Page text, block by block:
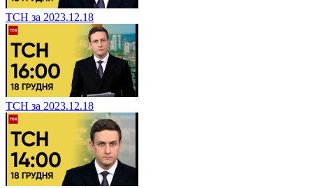
ТСН за 2023.12.18
ТСН за 2023.12.18